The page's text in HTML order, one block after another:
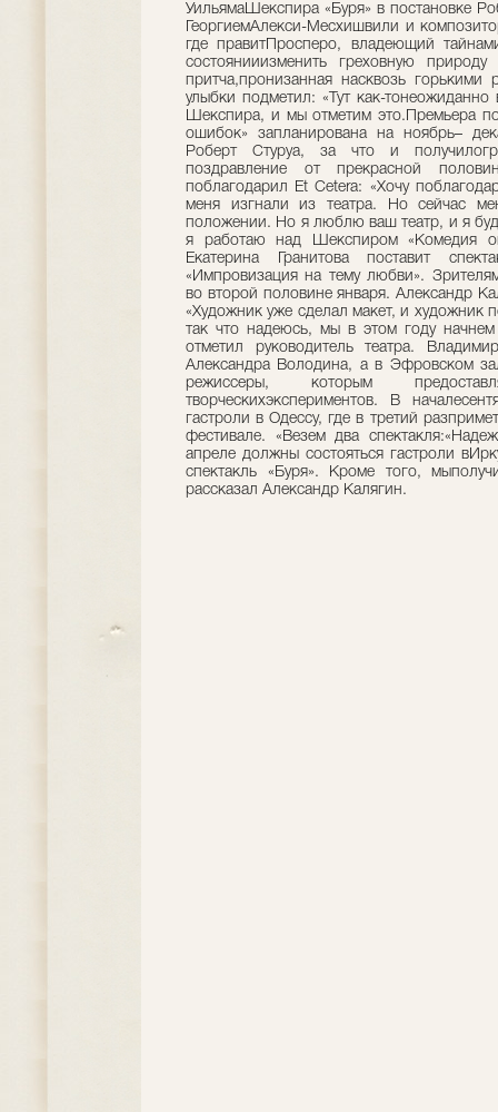
УильямаШекспира «Буря» в постановке
ГеоргиемАлекси-Месхишвили и
где правитПросперо, владеющий
состоянииизменить греховную
притча,пронизанная насквозь
улыбки подметил: «Тут как-
Шекспира, и мы отметим это.Премьера
ошибок» запланирована на ноябрь–
Роберт Стуруа, за что и
поздравление от прекрасной
поблагодарил Et Cetera: «Хочу
меня изгнали из театра. Но сейчас
положении. Но я люблю ваш театр, и я
я работаю над Шекспиром «Комедия
Екатерина Гранитова поставит
«Импровизация на тему любви».
во второй половине января. Александр
«Художник уже сделал макет, и художник
так что надеюсь, мы в этом году
отметил руководитель театра.
Александра Володина, а в Эфровском
режиссеры, которым
творческихэкспериментов. В
гастроли в Одессу, где в третий
фестивале. «Везем два
апреле должны состояться гастроли
спектакль «Буря». Кроме того,
рассказал Александр Калягин.